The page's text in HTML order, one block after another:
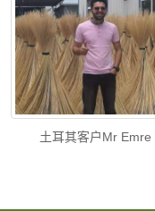
土耳其客户Mr Emre